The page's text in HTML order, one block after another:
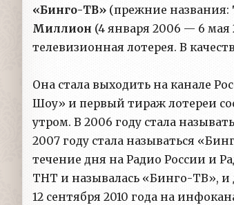
«Бинго-ТВ» (прежние названия:
Миллион (4 января 2006 — 6 мая
телевизионная лотерея. В
Она стала выходить на канале
Шоу» и первый тираж лотереи
утром. В 2006 году стала
2007 году стала называться
течение дня на Радио России и
ТНТ и называлась «Бинго-ТВ», и
12 сентября 2010 года на